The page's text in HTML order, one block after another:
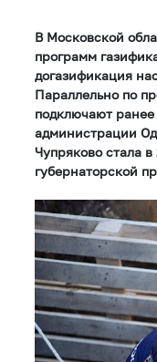
В Московской
программ
догазификация
Параллельно по
подключают
администрации
Чупряково стала
губернаторской